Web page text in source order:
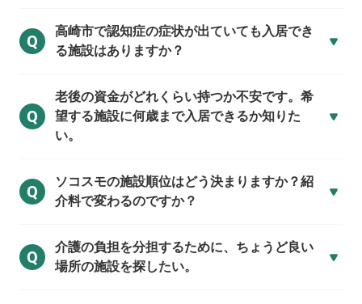
Q
高崎市で認知症の症状が出ていても入居でき
る施設はありますか？
Q
老後の資金がどれくらい持つか不安です。希
望する施設に何歳まで入居できるか知りた
い。
Q
ソコスモの施設順位はどう決まりますか？紹
介料で変わるのですか？
Q
介護の負担を分担するために、ちょうど良い
場所の施設を探したい。